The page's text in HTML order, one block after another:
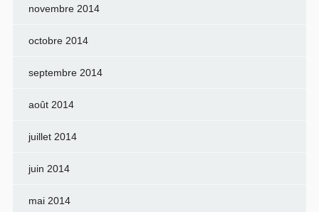
novembre 2014
octobre 2014
septembre 2014
août 2014
juillet 2014
juin 2014
mai 2014